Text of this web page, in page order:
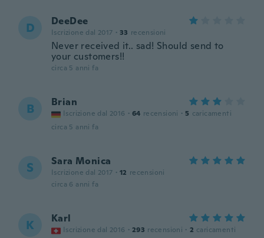
D DeeDee
Iscrizione dal 2017 · 33 recensioni
Never received it.. sad! Should send to
your customers!!
circa 5 anni fa
B Brian
Iscrizione dal 2016 · 64 recensioni · 5 caricamenti
circa 5 anni fa
S Sara Monica
Iscrizione dal 2017 · 12 recensioni
circa 6 anni fa
K Karl
Iscrizione dal 2016 · 293 recensioni · 2 caricamenti